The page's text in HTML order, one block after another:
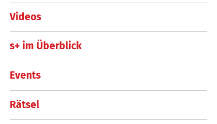
Videos
s+ im Überblick
Events
Rätsel